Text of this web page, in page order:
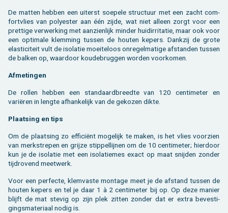
De mat­ten heb­ben een ui­terst soe­pe­le struc­tuur met een zacht com­
fort­vlies van po­ly­es­ter aan één zijde, wat niet al­leen zorgt voor een
pret­ti­ge ver­wer­king met aan­zien­lijk min­der huid­ir­ri­ta­tie, maar ook voor
een op­ti­ma­le klem­ming tus­sen de hou­ten ke­pers. Dank­zij de grote
elas­ti­ci­teit vult de iso­la­tie moei­te­loos on­re­gel­ma­ti­ge af­stan­den tus­sen
de bal­ken op, waar­door kou­de­brug­gen wor­den voor­ko­men.
Af­me­tin­gen
De rol­len heb­ben een stan­daard­breed­te van 120 cen­ti­me­ter en
variëren in leng­te af­han­ke­lijk van de ge­ko­zen dikte.
Plaat­sing en tips
Om de plaat­sing zo ef­fi­ciënt mo­ge­lijk te maken, is het vlies voor­zien
van merk­stre­pen en grij­ze stip­pel­lij­nen om de 10 cen­ti­me­ter; hier­door
kun je de iso­la­tie met een iso­la­tie­mes exact op maat snij­den zon­der
tijd­ro­vend meet­werk.
Voor een per­fec­te, klem­vas­te mon­ta­ge meet je de af­stand tus­sen de
hou­ten ke­pers en tel je daar 1 à 2 cen­ti­me­ter bij op. Op deze ma­nier
blijft de mat ste­vig op zijn plek zit­ten zon­der dat er extra be­ves­ti­
gings­ma­te­ri­aal nodig is.